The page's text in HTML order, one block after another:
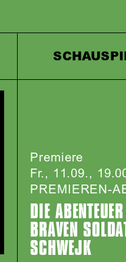
Premiere
Fr., 11.09.,
PREMIEREN-
DIE
BRAVEN
SCHWEJK